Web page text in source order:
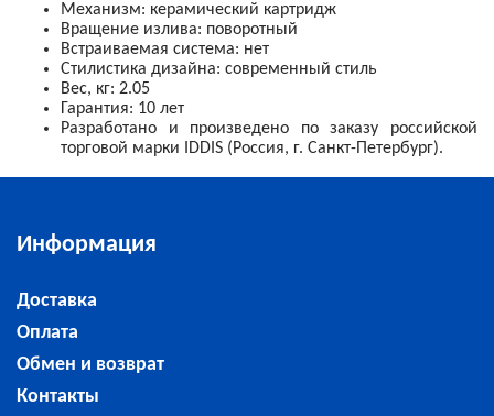
Механизм: керамический картридж
Вращение излива: поворотный
Встраиваемая система: нет
Стилистика дизайна: современный стиль
Вес, кг: 2.05
Гарантия: 10 лет
Разработано и произведено по заказу российской
торговой марки IDDIS (Россия, г. Санкт-Петербург).
Информация
Доставка
Оплата
Обмен и возврат
Контакты